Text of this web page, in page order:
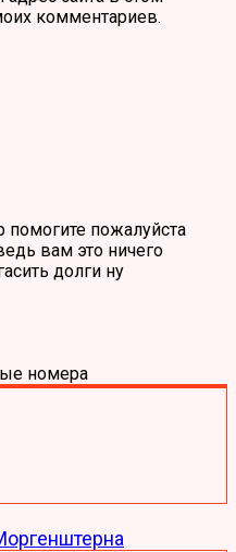
комментариев.
помогите пожалуйста
вам это ничего
долги ну
номера